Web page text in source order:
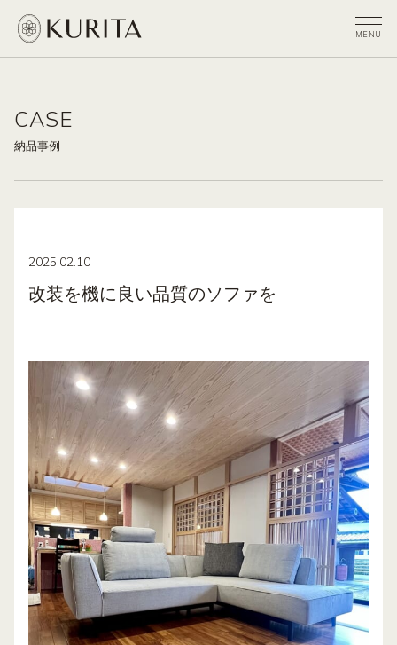
CASE
納品事例
2025.02.10
改装を機に良い品質のソファを